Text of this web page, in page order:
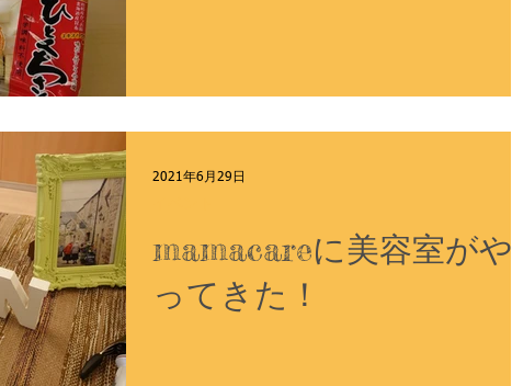
mamacareに美容室がや
ってきた！
2021年6月29日